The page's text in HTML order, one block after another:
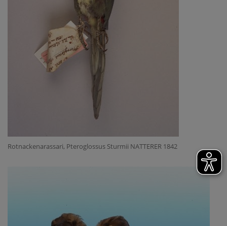
Rotnackenarassari, Pteroglossus Sturmii NATTERER 1842